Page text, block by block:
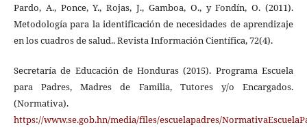
Pardo, A., Ponce, Y., Rojas, J., Gamboa, O., y Fondín, O. (2011).
Metodología para la identificación de necesidades de aprendizaje
en los cuadros de salud.. Revista Información Científica, 72(4).
Secretaría de Educación de Honduras (2015). Programa Escuela
para Padres, Madres de Familia, Tutores y/o Encargados.
(Normativa).
https://www.se.gob.hn/media/files/escuelapadres/